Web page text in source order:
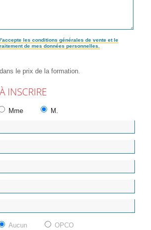
les conditions générales de vente et le
de mes données personnelles.
le prix de la formation.
INSCRIRE
Mme M.
Aucun OPCO